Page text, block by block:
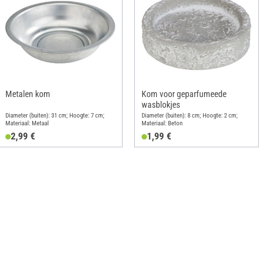
Metalen kom
Diameter (buiten): 31 cm; Hoogte: 7 cm;
Materiaal: Metaal
2,99 €
Kom voor geparfumeede
wasblokjes
Diameter (buiten): 8 cm; Hoogte: 2 cm;
Materiaal: Beton
1,99 €